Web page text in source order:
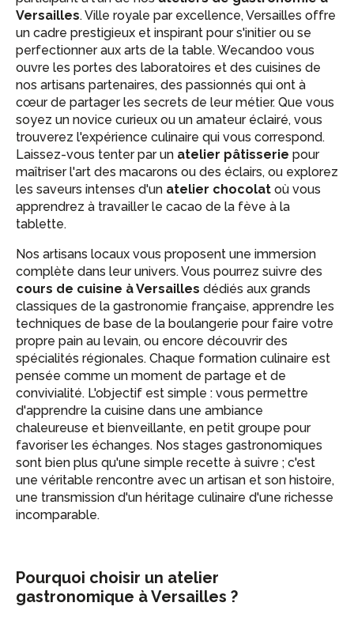
Versailles. Ville royale par excellence, Versailles offre
un cadre prestigieux et inspirant pour s'initier ou se
perfectionner aux arts de la table. Wecandoo vous
ouvre les portes des laboratoires et des cuisines de
nos artisans partenaires, des passionnés qui ont à
cœur de partager les secrets de leur métier. Que vous
soyez un novice curieux ou un amateur éclairé, vous
trouverez l'expérience culinaire qui vous correspond.
Laissez-vous tenter par un atelier pâtisserie pour
maîtriser l'art des macarons ou des éclairs, ou explorez
les saveurs intenses d'un atelier chocolat où vous
apprendrez à travailler le cacao de la fève à la
tablette.
Nos artisans locaux vous proposent une immersion
complète dans leur univers. Vous pourrez suivre des
cours de cuisine à Versailles dédiés aux grands
classiques de la gastronomie française, apprendre les
techniques de base de la boulangerie pour faire votre
propre pain au levain, ou encore découvrir des
spécialités régionales. Chaque formation culinaire est
pensée comme un moment de partage et de
convivialité. L'objectif est simple : vous permettre
d'apprendre la cuisine dans une ambiance
chaleureuse et bienveillante, en petit groupe pour
favoriser les échanges. Nos stages gastronomiques
sont bien plus qu'une simple recette à suivre ; c'est
une véritable rencontre avec un artisan et son histoire,
une transmission d'un héritage culinaire d'une richesse
incomparable.
Pourquoi choisir un atelier
gastronomique à Versailles ?